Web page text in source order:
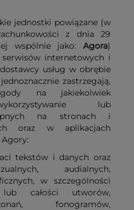
jednostki powiązane (w
z dnia 29
wspólnie jako: Agora)
serwisów internetowych i
usług w obrębie
zastrzegają,
na jakiekolwiek
lub
na stronach i
oraz w aplikacjach
tekstów i danych oraz
audialnych,
w szczególności
całości utworów,
fonogramów,